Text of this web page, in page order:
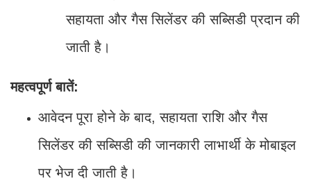
सहायता और गैस सिलेंडर की सब्सिडी प्रदान की
जाती है।
महत्वपूर्ण बातें:
आवेदन पूरा होने के बाद, सहायता राशि और गैस
सिलेंडर की सब्सिडी की जानकारी लाभार्थी के मोबाइल
पर भेज दी जाती है।